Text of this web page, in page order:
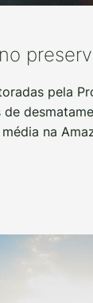
pela
de
na